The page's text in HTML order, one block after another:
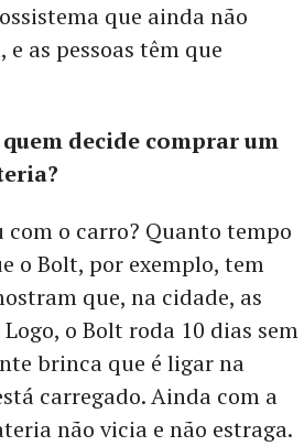
que ainda não
as pessoas têm que
decide comprar um
com o carro? Quanto tempo
o Bolt, por exemplo, tem
que, na cidade, as
o Bolt roda 10 dias sem
brinca que é ligar na
carregado. Ainda com a
não vicia e não estraga.